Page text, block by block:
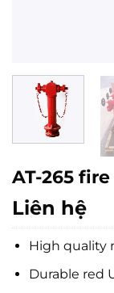
AT-265
Liên hệ
High quality
Durable red